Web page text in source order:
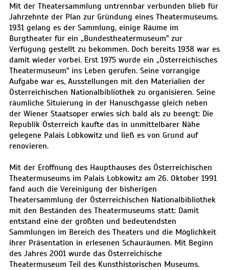
Mit der Theatersammlung untrennbar verbunden blieb für
Jahrzehnte der Plan zur Gründung eines Theatermuseums.
1931 gelang es der Sammlung, einige Räume im
Burgtheater für ein „Bundestheatermuseum" zur
Verfügung gestellt zu bekommen. Doch bereits 1938 war es
damit wieder vorbei. Erst 1975 wurde ein „Österreichisches
Theatermuseum" ins Leben gerufen. Seine vorrangige
Aufgabe war es, Ausstellungen mit den Materialien der
Österreichischen Nationalbibliothek zu organisieren. Seine
räumliche Situierung in der Hanuschgasse gleich neben
der Wiener Staatsoper erwies sich bald als zu beengt: Die
Republik Österreich kaufte das in unmittelbarer Nähe
gelegene Palais Lobkowitz und ließ es von Grund auf
renovieren.
Mit der Eröffnung des Haupthauses des Österreichischen
Theatermuseums im Palais Lobkowitz am 26. Oktober 1991
fand auch die Vereinigung der bisherigen
Theatersammlung der Österreichischen Nationalbibliothek
mit den Beständen des Theatermuseums statt: Damit
entstand eine der größten und bedeutendsten
Sammlungen im Bereich des Theaters und die Möglichkeit
ihrer Präsentation in erlesenen Schauräumen. Mit Beginn
des Jahres 2001 wurde das Österreichische
Theatermuseum Teil des Kunsthistorischen Museums.